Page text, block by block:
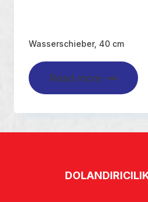
Wasserschieber, 40 cm
Read more